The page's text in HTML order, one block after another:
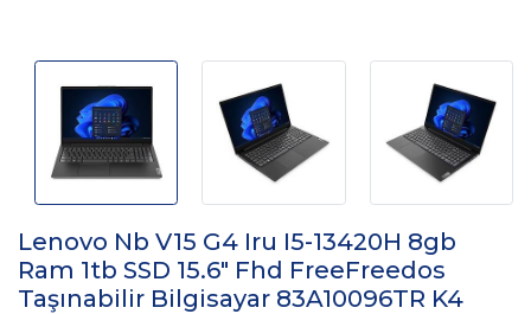
Lenovo Nb V15 G4 Iru I5-13420H 8gb
Ram 1tb SSD 15.6" Fhd FreeFreedos
Taşınabilir Bilgisayar 83A10096TR K4